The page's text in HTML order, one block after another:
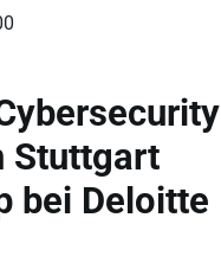
Stuttgart
bei Deloitte